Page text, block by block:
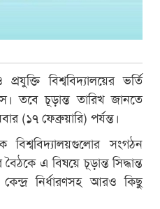
বিশ্ববিদ্যালয়ের ভর্তি
তবে চূড়ান্ত তারিখ জানতে
(১৭ ফেব্রুয়ারি) পর্যন্ত।
বিশ্ববিদ্যালয়গুলোর সংগঠন
বৈঠকে এ বিষয়ে চূড়ান্ত সিদ্ধান্ত
নির্ধারণসহ আরও কিছু